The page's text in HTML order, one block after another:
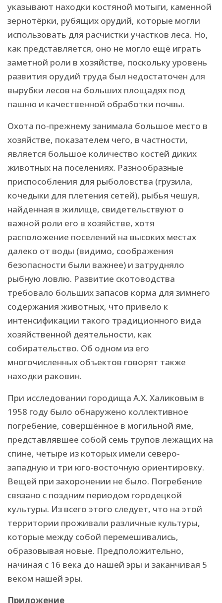
указывают находки костяной мотыги, каменной
зернотёрки, рубящих орудий, которые могли
использовать для расчистки участков леса. Но,
как представляется, оно не могло ещё играть
заметной роли в хозяйстве, поскольку уровень
развития орудий труда был недостаточен для
вырубки лесов на больших площадях под
пашню и качественной обработки почвы.
Охота по-прежнему занимала большое место в
хозяйстве, показателем чего, в частности,
является большое количество костей диких
животных на поселениях. Разнообразные
приспособления для рыболовства (грузила,
кочедыки для плетения сетей), рыбья чешуя,
найденная в жилище, свидетельствуют о
важной роли его в хозяйстве, хотя
расположение поселений на высоких местах
далеко от воды (видимо, соображения
безопасности были важнее) и затрудняло
рыбную ловлю. Развитие скотоводства
требовало больших запасов корма для зимнего
содержания животных, что привело к
интенсификации такого традиционного вида
хозяйственной деятельности, как
собирательство. Об одном из его
многочисленных объектов говорят также
находки раковин.
При исследовании городища А.Х. Халиковым в
1958 году было обнаружено коллективное
погребение, совершённое в могильной яме,
представлявшее собой семь трупов лежащих на
спине, четыре из которых имели северо-
западную и три юго-восточную ориентировку.
Вещей при захоронении не было. Погребение
связано с поздним периодом городецкой
культуры. Из всего этого следует, что на этой
территории проживали различные культуры,
которые между собой перемешивались,
образовывая новые. Предположительно,
начиная с 16 века до нашей эры и заканчивая 5
веком нашей эры.
Приложение